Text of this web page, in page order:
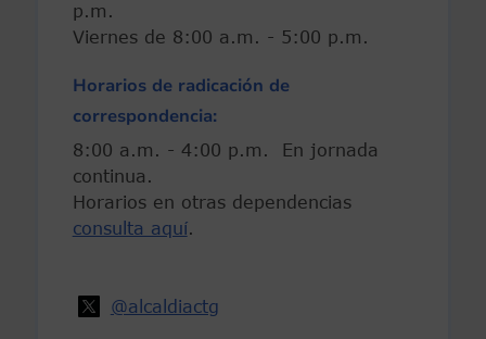
p.m.
Viernes de 8:00 a.m. - 5:00 p.m.
Horarios de radicación de
correspondencia:
8:00 a.m. - 4:00 p.m. En jornada
continua.
Horarios en otras dependencias
consulta aquí.
@alcaldiactg